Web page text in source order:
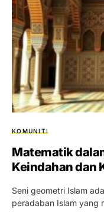
KOMUNITI
Matematik
Keindahan dan
Seni geometri Islam
peradaban Islam yang